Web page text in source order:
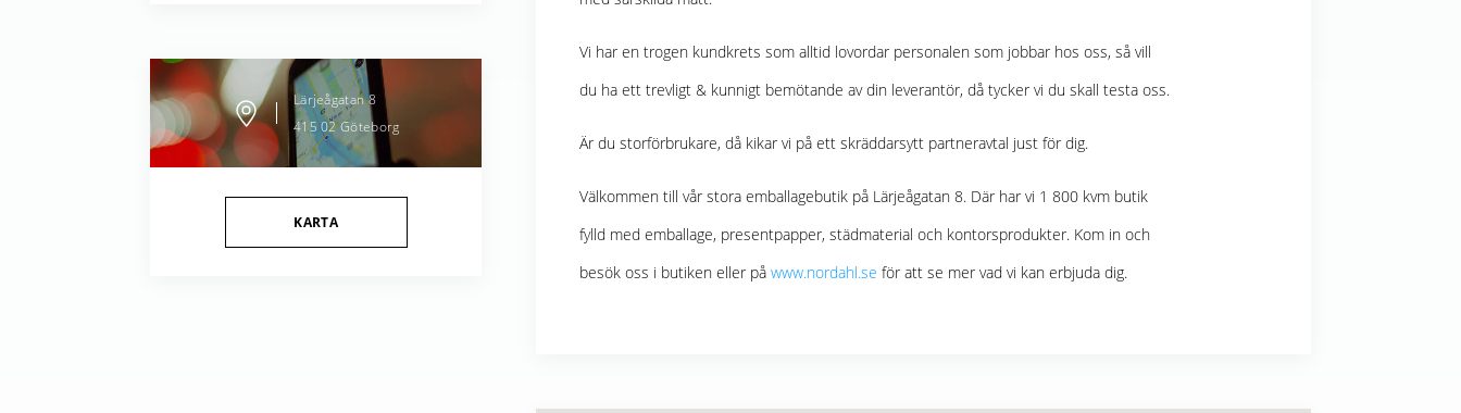
Lärjeågatan8
415 02Göteborg
KARTA
Vi har en trogen kundkrets som alltid lovordar personalen som jobbar hos oss, så vill
du ha ett trevligt & kunnigt bemötande av din leverantör, då tycker vi du skall testa oss.
Är du storförbrukare, då kikar vi på ett skräddarsytt partneravtal just för dig.
Välkommen till vår stora emballagebutik på Lärjeågatan 8. Där har vi 1 800 kvm butik
fylld med emballage, presentpapper, städmaterial och kontorsprodukter. Kom in och
besök oss i butiken eller påwww.nordahl.se för att se mer vad vi kan erbjuda dig.